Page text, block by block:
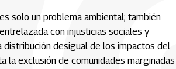
solo un problema ambiental; también
con injusticias sociales y
distribución desigual de los impactos del
la exclusión de comunidades marginadas